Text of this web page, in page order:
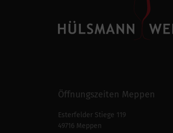
Öffnungszeiten Meppen
Esterfelder Stiege 119
49716 Meppen